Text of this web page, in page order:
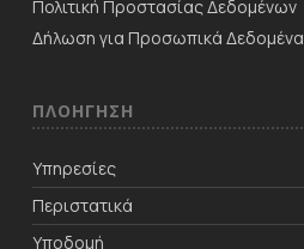
Πολιτική Προστασίας Δεδομένων
Δήλωση για Προσωπικά Δεδομένα
ΠΛΟΗΓΗΣΗ
Υπηρεσίες
Περιστατικά
Υποδομή